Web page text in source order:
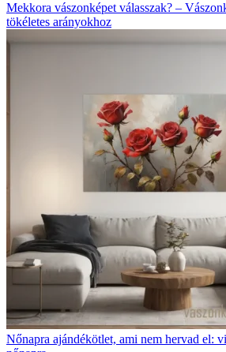
Mekkora vászonképet válasszak? –
tökéletes arányokhoz
Nőnapra ajándékötlet, ami nem hervad el: